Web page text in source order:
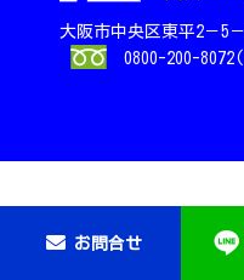
お問合せ
大阪市中央区東平2－5
0800-200-